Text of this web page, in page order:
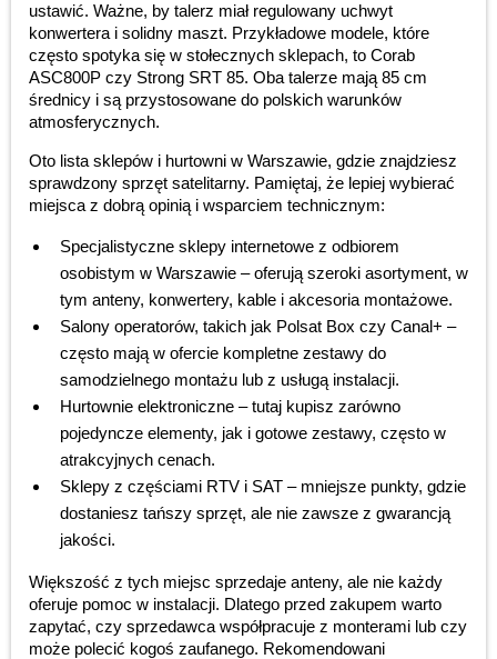
ustawić. Ważne, by talerz miał regulowany uchwyt
konwertera i solidny maszt. Przykładowe modele, które
często spotyka się w stołecznych sklepach, to Corab
ASC800P czy Strong SRT 85. Oba talerze mają 85 cm
średnicy i są przystosowane do polskich warunków
atmosferycznych.
Oto lista sklepów i hurtowni w Warszawie, gdzie znajdziesz
sprawdzony sprzęt satelitarny. Pamiętaj, że lepiej wybierać
miejsca z dobrą opinią i wsparciem technicznym:
Specjalistyczne sklepy internetowe z odbiorem
osobistym w Warszawie – oferują szeroki asortyment, w
tym anteny, konwertery, kable i akcesoria montażowe.
Salony operatorów, takich jak Polsat Box czy Canal+ –
często mają w ofercie kompletne zestawy do
samodzielnego montażu lub z usługą instalacji.
Hurtownie elektroniczne – tutaj kupisz zarówno
pojedyncze elementy, jak i gotowe zestawy, często w
atrakcyjnych cenach.
Sklepy z częściami RTV i SAT – mniejsze punkty, gdzie
dostaniesz tańszy sprzęt, ale nie zawsze z gwarancją
jakości.
Większość z tych miejsc sprzedaje anteny, ale nie każdy
oferuje pomoc w instalacji. Dlatego przed zakupem warto
zapytać, czy sprzedawca współpracuje z monterami lub czy
może polecić kogoś zaufanego. Rekomendowani